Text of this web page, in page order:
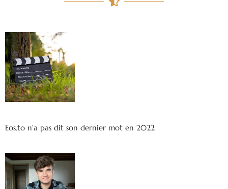
Eos.to n’a pas dit son dernier mot en 2022